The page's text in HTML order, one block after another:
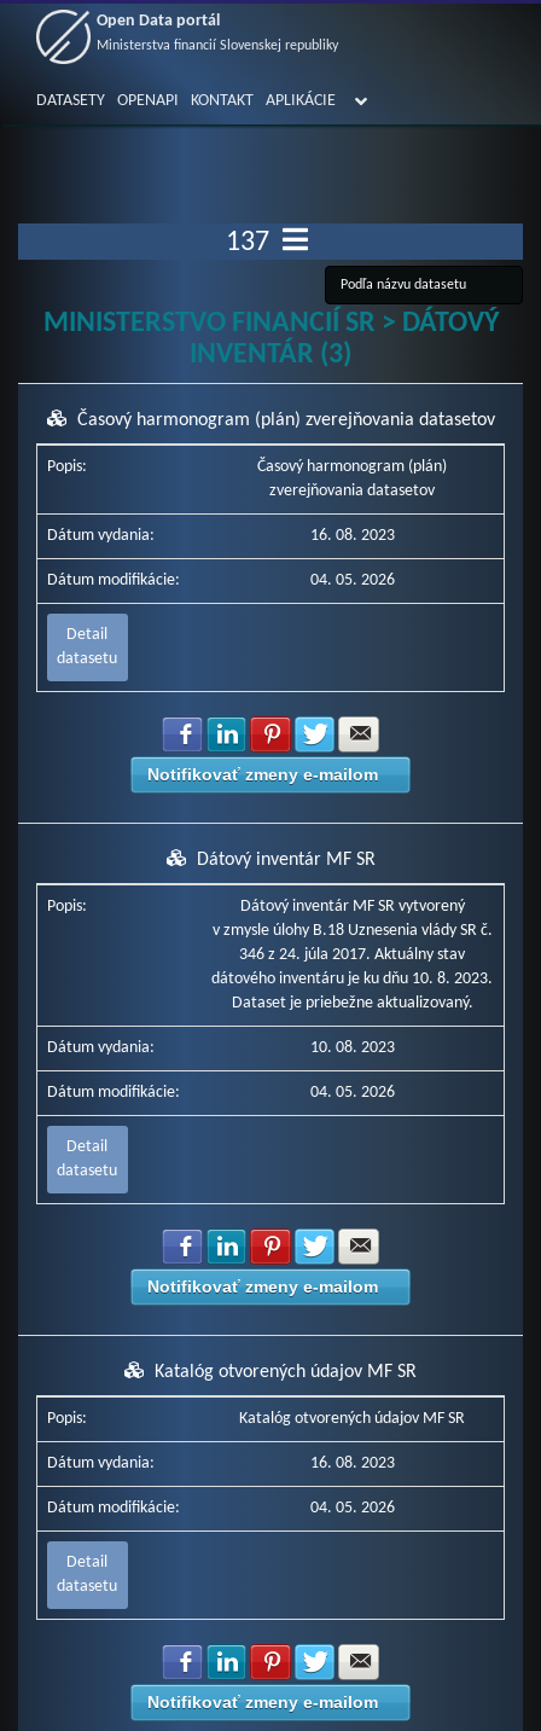
Open Data portál
Ministerstva financií Slovenskej republiky
DATASETY OPENAPI KONTAKT APLIKÁCIE
137
MINISTERSTVO FINANCIÍ SR > DÁTOVÝ
INVENTÁR (3)
Časový harmonogram (plán) zverejňovania datasetov
Popis:
Časový harmonogram (plán)
zverejňovania datasetov
Dátum vydania: 16. 08. 2023
Dátum modifikácie: 04. 05. 2026
Detail
datasetu
Zdielať na Facebook
Zdielať na LinkedIn
Zdielať na Pinterest
Zdielať na Twitter
Notifikovať zmeny e-mailom
Dátový inventár MF SR
Popis:
Dátový inventár MF SR vytvorený
v zmysle úlohy B.18 Uznesenia vlády SR č.
346 z 24. júla 2017. Aktuálny stav
dátového inventáru je ku dňu 10. 8. 2023.
Dataset je priebežne aktualizovaný.
Dátum vydania: 10. 08. 2023
Dátum modifikácie: 04. 05. 2026
Detail
datasetu
Zdielať na Facebook
Zdielať na LinkedIn
Zdielať na Pinterest
Zdielať na Twitter
Notifikovať zmeny e-mailom
Katalóg otvorených údajov MF SR
Popis: Katalóg otvorených údajov MF SR
Dátum vydania: 16. 08. 2023
Dátum modifikácie: 04. 05. 2026
Detail
datasetu
Zdielať na Facebook
Zdielať na LinkedIn
Zdielať na Pinterest
Zdielať na Twitter
Notifikovať zmeny e-mailom